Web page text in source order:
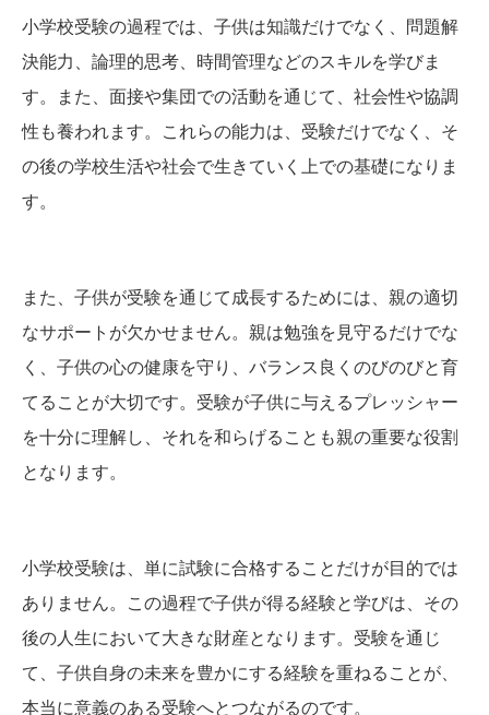
小学校受験の過程では、子供は知識だけでなく、問題解
決能力、論理的思考、時間管理などのスキルを学びま
す。また、面接や集団での活動を通じて、社会性や協調
性も養われます。これらの能力は、受験だけでなく、そ
の後の学校生活や社会で生きていく上での基礎になりま
す。
また、子供が受験を通じて成長するためには、親の適切
なサポートが欠かせません。親は勉強を見守るだけでな
く、子供の心の健康を守り、バランス良くのびのびと育
てることが大切です。受験が子供に与えるプレッシャー
を十分に理解し、それを和らげることも親の重要な役割
となります。
小学校受験は、単に試験に合格することだけが目的では
ありません。この過程で子供が得る経験と学びは、その
後の人生において大きな財産となります。受験を通じ
て、子供自身の未来を豊かにする経験を重ねることが、
本当に意義のある受験へとつながるのです。